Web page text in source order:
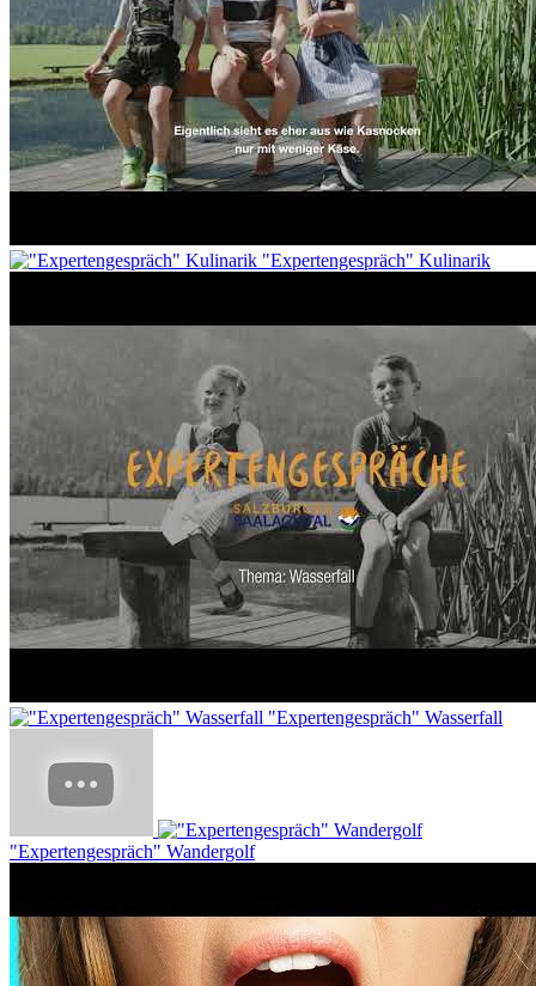
"Expertengespräch" Kulinarik
"Expertengespräch" Wasserfall
"Expertengespräch" Wandergolf